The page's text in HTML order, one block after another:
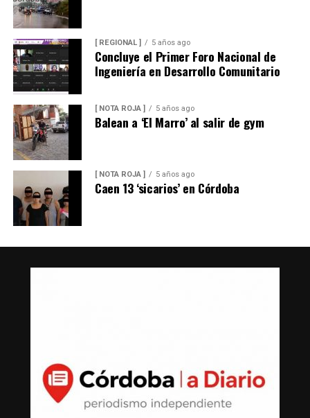
[ REGIONAL ] 5 años ago
Concluye el Primer Foro Nacional de
Ingeniería en Desarrollo Comunitario
[ NOTA ROJA ] 5 años ago
Balean a ‘El Marro’ al salir de gym
[ NOTA ROJA ] 5 años ago
Caen 13 ‘sicarios’ en Córdoba